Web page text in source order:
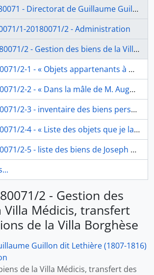
- Directorat de Guillaume Guillon dit Lethière (1807-1816)
1-20180071/2 - Administration
- Gestion des biens de la Villa Médicis, transfert des collections de la Villa Borghèse
1 - « Objets appartenants à M. Lethière à l’Académie de France », fol. 1
la mâle de M. Auguste », inventaire des biens personnels se trouvant dans la malle de Blondeau, fol. 2-2bis
2-3 - inventaire des biens personnels de Blondeau, fol. 3
objets que je laisse dans ma chambre à Villa Medici » et « Liste des objets que je possède dans ma chambre à la Trinité des Monts » d’Ingres, fol. 4-4bis
5 - liste des biens de Joseph de Meulemeester, de Meulemeester, fol. 5
2 - Gestion des
Villa Médicis, transfert
de la Villa Borghèse
Guillon dit Lethière (1807-1816)
de la Villa Médicis, transfert des